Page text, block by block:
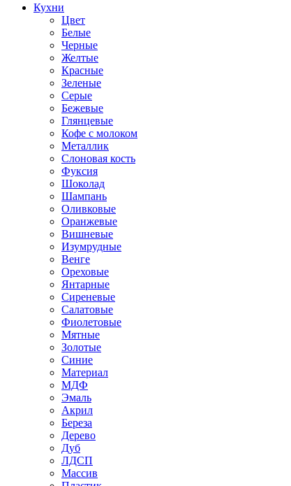
Кухни
Цвет
Белые
Черные
Желтые
Красные
Зеленые
Серые
Бежевые
Глянцевые
Кофе с молоком
Металлик
Слоновая кость
Фуксия
Шоколад
Шампань
Оливковые
Оранжевые
Вишневые
Изумрудные
Венге
Ореховые
Янтарные
Сиреневые
Салатовые
Фиолетовые
Мятные
Золотые
Синие
Материал
МДФ
Эмаль
Акрил
Береза
Дерево
Дуб
ЛДСП
Массив